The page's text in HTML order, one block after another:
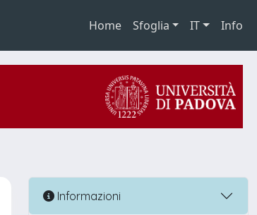
Home Sfoglia IT Info
Informazioni